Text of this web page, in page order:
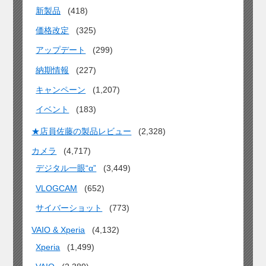
新製品 (418)
価格改定 (325)
アップデート (299)
納期情報 (227)
キャンペーン (1,207)
イベント (183)
★店員佐藤の製品レビュー (2,328)
カメラ
(4,717)
デジタル一眼“α”
(3,449)
VLOGCAM (652)
サイバーショット (773)
VAIO & Xperia
(4,132)
Xperia
(1,499)